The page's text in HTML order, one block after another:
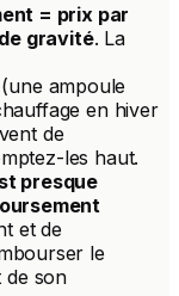
= prix par
gravité. La
ampoule
en hiver
de
les haut.
presque
et de
le
son